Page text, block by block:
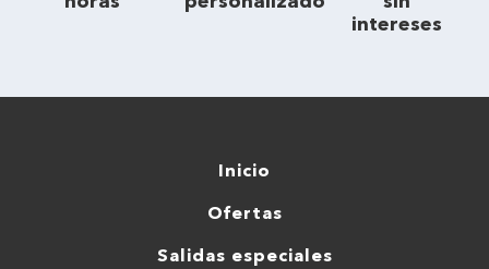
intereses
Inicio
Ofertas
Salidas especiales